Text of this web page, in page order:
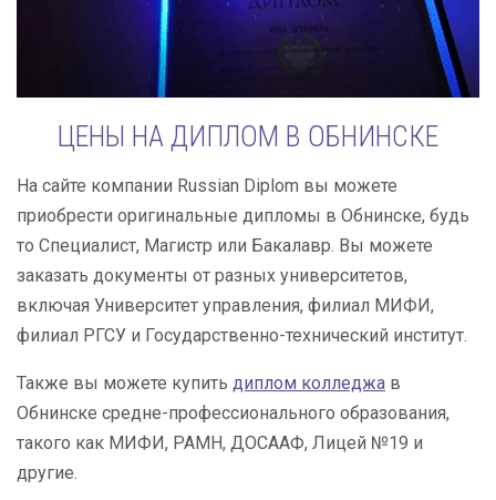
ЦЕНЫ НА ДИПЛОМ В ОБНИНСКЕ
На сайте компании Russian Diplom вы можете
приобрести оригинальные дипломы в Обнинске, будь
то Специалист, Магистр или Бакалавр. Вы можете
заказать документы от разных университетов,
включая Университет управления, филиал МИФИ,
филиал РГСУ и Государственно-технический институт.
Также вы можете купить диплом колледжа в
Обнинске средне-профессионального образования,
такого как МИФИ, РАМН, ДОСААФ, Лицей №19 и
другие.